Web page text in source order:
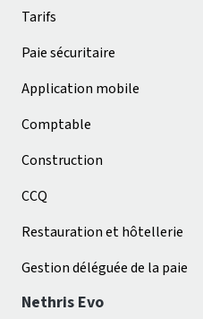
Tarifs
Paie sécuritaire
Application mobile
Comptable
Construction
CCQ
Restauration et hôtellerie
Gestion déléguée de la paie
Nethris Evo